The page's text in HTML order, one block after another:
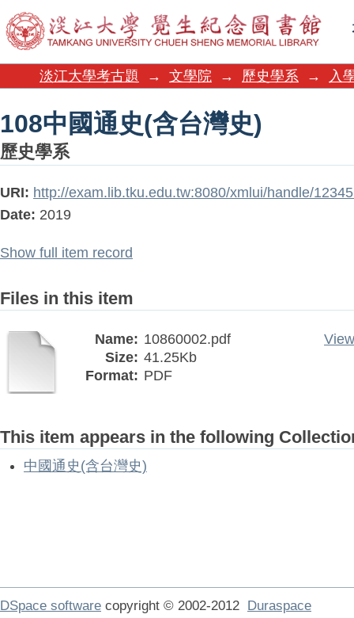
108中國通史(含台灣史)
淡江大學考古題 → 文學院 → 歷史學系 → 入
108中國通史(含台灣史)
歷史學系
URI: http://exam.lib.tku.edu.tw:8080/xmlui/handle/
Date: 2019
Show full item record
Files in this item
Name: 10860002.pdf
Size: 41.25Kb
Format: PDF
This item appears in the following
中國通史(含台灣史)
DSpace software copyright © 2002-2012 Duraspace